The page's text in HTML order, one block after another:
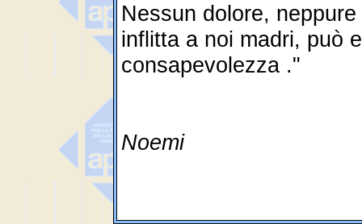
Nessun dolore,
inflitta a noi madri, può
consapevolezza ."
Noemi